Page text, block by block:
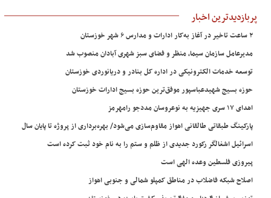
پربازدیدترین اخبار
۲ ساعت تاخیر در آغاز به‌کار ادارات و مدارس ۶ شهر خوزستان
مدیرعامل سازمان سیما، منظر و فضای سبز شهری آبادان منصوب شد
توسعه خدمات الکترونیکی در اداره کل بنادر و دریانوردی خوزستان
حوزه بسیج شهیدعباسپور موفق‌ترین حوزه بسیج ادارات خوزستان
اهدای ۱۷ سری جهیزیه به نوعروسان مددجو رامهرمز
پارکینگ طبقاتی طالقانی اهواز مقاوم‌سازی می‌شود/ بهره‌برداری از پروژه تا پایان سال
اسرائیل اشغالگر رکورد جدیدی از ظلم و ستم را به نام خود ثبت کرده است
پیروزی فلسطین وعده الهی است
اصلاح شبکه فاضلاب در مناطق کمپلو شمالی و جنوبی اهواز